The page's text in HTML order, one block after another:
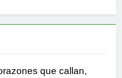
que callan,